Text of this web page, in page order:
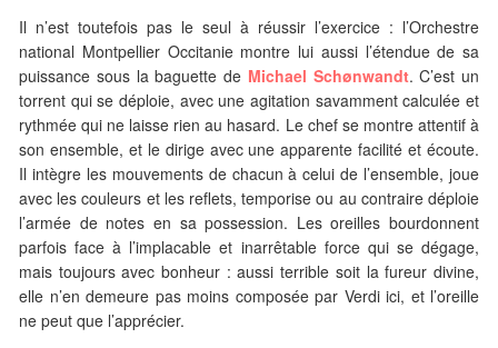
Il n’est toutefois pas le seul à réussir l’exercice : l’Orchestre
national Montpellier Occitanie montre lui aussi l’étendue de sa
puissance sous la baguette de Michael Schønwandt. C’est un
torrent qui se déploie, avec une agitation savamment calculée et
rythmée qui ne laisse rien au hasard. Le chef se montre attentif à
son ensemble, et le dirige avec une apparente facilité et écoute.
Il intègre les mouvements de chacun à celui de l’ensemble, joue
avec les couleurs et les reflets, temporise ou au contraire déploie
l’armée de notes en sa possession. Les oreilles bourdonnent
parfois face à l’implacable et inarrêtable force qui se dégage,
mais toujours avec bonheur : aussi terrible soit la fureur divine,
elle n’en demeure pas moins composée par Verdi ici, et l’oreille
ne peut que l’apprécier.